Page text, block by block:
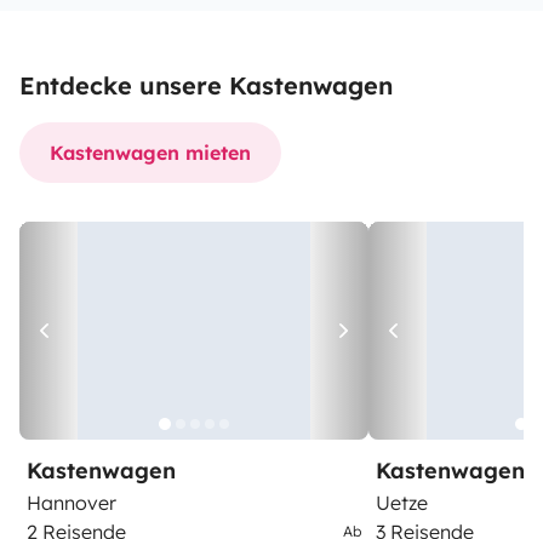
Entdecke unsere Kastenwagen
Kastenwagen mieten
Kastenwagen
Hannover
2 Reisende
Ab
Kastenwagen
Uetze
3 Reisende